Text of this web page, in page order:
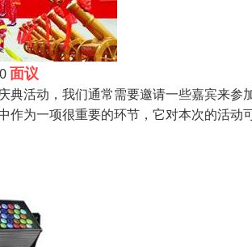
面议
典活动，我们通常需要邀请一些嘉宾来
作为一项很重要的环节，它对本次的活